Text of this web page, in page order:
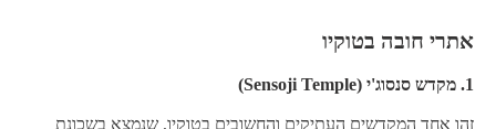
אתרי חובה בטוקיו
1. מקדש סנסוג'י (Sensoji Temple)
זהו אחד המקדשים העתיקים והחשובים בטוקיו, שנמצא בשכונת